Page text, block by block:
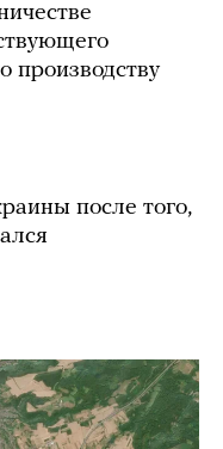
производству
после того,